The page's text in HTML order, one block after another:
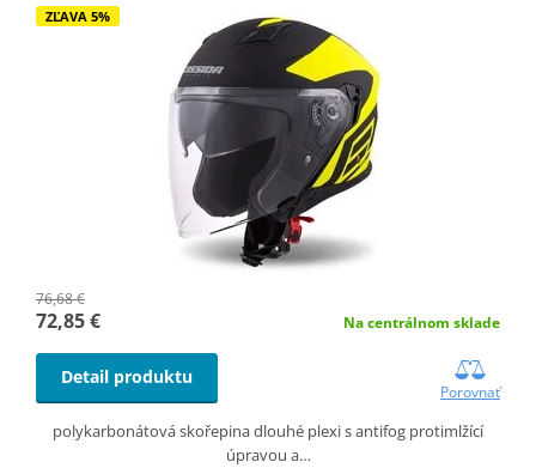
ZĽAVA 5%
76,68 €
72,85 € Na centrálnom sklade
Detail produktu
Porovnať
polykarbonátová skořepina dlouhé plexi s antifog protimlžící
úpravou a…